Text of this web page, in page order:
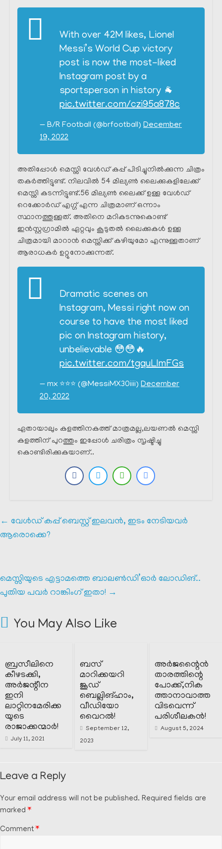
With over 42M likes, Lionel
Messi’s World Cup victory
post is now the most-liked
Instagram post by a
sportsperson in history 🐐
pic.twitter.com/czi95a878c
— B/R Football (@brfootball) December
19, 2022
അതിപ്പോൾ മെസ്സി വേൾഡ് കപ്പ് പിടിച്ചുനിൽക്കുന്ന ചിത്രം
തകർത്തിട്ടുണ്ട്. നിലവിൽ 54 മില്യൺ ലൈക്കുകളിലേക്ക്
മെസ്സി കടന്നിട്ടുണ്ട്.56 മില്യൺ ലൈക്ക് ഉള്ള വേൾഡ്
റെക്കോർഡ് എഗ്ഗ് എന്ന ചിത്രമാണ് ഒന്നാം
സ്ഥാനത്തുള്ളത്. അതിനെ മറികടന്നുകൊണ്ട്
ഇൻസ്റ്റഗ്രാമിൽ ഏറ്റവും കൂടുതൽ ലൈക്കുകൾ ഉള്ള
ചിത്രമായി മാറാൻ മെസ്സിക്ക് കഴിയുമോ എന്നുള്ളതാണ്
ആരാധകർ ഉറ്റുനോക്കുന്നത്.
Dramatic scenes on
Instagram, Messi right now on
course to have the most liked
pic on Instagram history,
unbelievable 😳😳🔥
pic.twitter.com/tgquLImFGs
— mx ⭐️⭐️⭐️ (@MessiMX30iiii) December
20, 2022
ഏതായാലും കളത്തിനകത്ത് മാത്രമല്ല,ലയണൽ മെസ്സി
കളത്തിന് പുറത്തും ഇപ്പോൾ ചരിത്രം സൃഷ്ടിച്ചു
കൊണ്ടിരിക്കുകയാണ്..
← വേൾഡ് കപ്പ് ബെസ്റ്റ് ഇലവൻ, ഇടം നേടിയവർ
ആരൊക്കെ?
മെസ്സിയുടെ എട്ടാമത്തെ ബാലൺഡി’ഓർ ലോഡിങ്‌..
പുതിയ പവർ റാങ്കിംഗ് ഇതാ! →
You May Also Like
ബ്രസീലിനെ
കീഴടക്കി,
അർജന്റീന
ഇനി
ലാറ്റിനമേരിക്ക
യുടെ
രാജാക്കന്മാർ!
July 11, 2021
ബസ്
മാറിക്കയറി
ജൂഡ്
ബെല്ലിങ്ഹാം,
വീഡിയോ
വൈറൽ!
September 12,
2023
അർജന്റൈൻ
താരത്തിന്റെ
പോക്ക്,നിക
ത്താനാവാത്ത
വിടവെന്ന്
പരിശീലകൻ!
August 5, 2024
Leave a Reply
Your email address will not be published. Required fields are
marked *
Comment *